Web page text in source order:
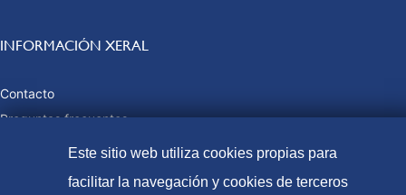
INFORMACIÓN XERAL
Contacto
Preguntas frecuentes
Taxas e prezos públicos
Este sitio web utiliza cookies propias para
facilitar la navegación y cookies de terceros